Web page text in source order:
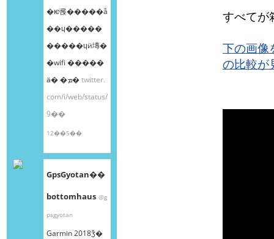
�ѥͥ롡�����å
��ɥ�����
�����ɥӥ塼�
�wifi �����
ä� �ܡ�twitter.
com/i/web/status/
9��
12��5��
GpsGyotan��
bottomhaus @g
psgyotan
Garmin 2018ǯ�
すべてが
下の画像
の比較が